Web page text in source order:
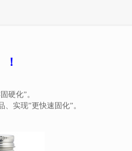
！
硬化”。
实现”更快速固化”。